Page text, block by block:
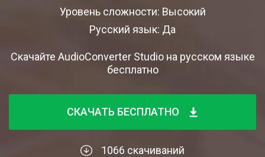
Уровень сложности: Высокий
Русский язык: Да
Скачайте AudioConverter Studio на русском языке
бесплатно
СКАЧАТЬ БЕСПЛАТНО
1066 скачиваний